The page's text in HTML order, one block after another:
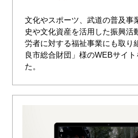
文化やスポーツ、武道の普及事
史や文化資産を活用した振興活
労者に対する福祉事業にも取り
良市総合財団」様のWEBサイト
た。